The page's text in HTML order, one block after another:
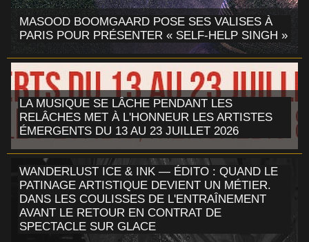
MASOOD BOOMGAARD POSE SES VALISES À
PARIS POUR PRÉSENTER « SELF-HELP SINGH »
LA MUSIQUE SE LÂCHE PENDANT LES
RELÂCHES MET À L'HONNEUR LES ARTISTES
ÉMERGENTS DU 13 AU 23 JUILLET 2026
WANDERLUST ICE & INK — ÉDITO : QUAND LE
PATINAGE ARTISTIQUE DEVIENT UN MÉTIER.
DANS LES COULISSES DE L'ENTRAÎNEMENT
AVANT LE RETOUR EN CONTRAT DE
SPECTACLE SUR GLACE